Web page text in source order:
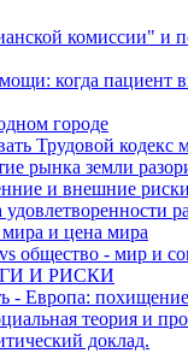
комиссии" и
когда пациент
городе
Трудовой кодекс
рынка земли
и внешние
и цена мира
общество - мир и
И РИСКИ
похищение
теория и
доклад.